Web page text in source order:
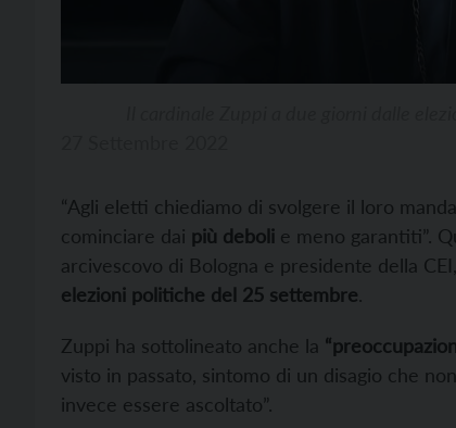
“Agli eletti chiediamo di svolgere il loro
cominciare dai più deboli e meno garantiti”.
arcivescovo di Bologna e presidente della
elezioni politiche del 25 settembre.
Zuppi ha sottolineato anche la
visto in passato, sintomo di un disagio che
invece essere ascoltato”.